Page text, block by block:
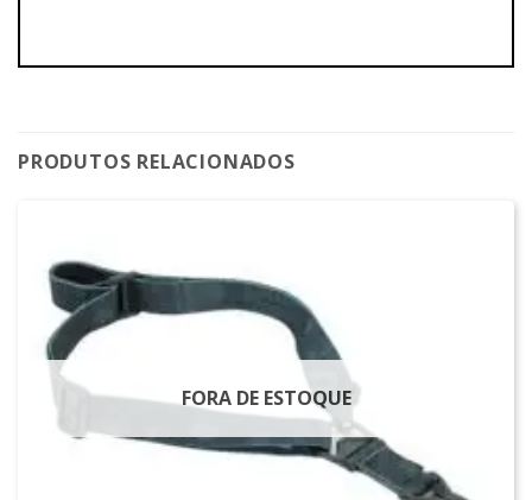
PRODUTOS RELACIONADOS
FORA DE ESTOQUE